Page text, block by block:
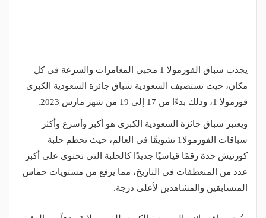
يجذب سباق الفورمولا 1 محبي المغامرات والسرعة في كل
مكان، حيث تستضيف السعودية سباق جائزة السعودية الكبرى
فورمولا 1، وذلك بدءًا من 17 إلى 19 من شهر مارس 2023.
ويعتبر سباق جائزة السعودية الكبرى هو أكبر وأسرع وأكثر
سباقات الفورمولا1 تشويقًا في العالم، حيث تحطم حلبة
كورنيش جدة رقمًا قياسيًا جديدًا كالحلبة التي تحتوي على أكبر
عدد من المنعطفات في التاريخ، مما يرفع من مستويات حماس
المتسابقين والمشاهدين لأعلى درجة.